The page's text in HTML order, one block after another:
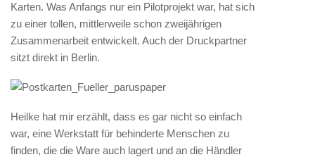
Karten. Was Anfangs nur ein Pilotprojekt war, hat sich
zu einer tollen, mittlerweile schon zweijährigen
Zusammenarbeit entwickelt. Auch der Druckpartner
sitzt direkt in Berlin.
Heilke hat mir erzählt, dass es gar nicht so einfach
war, eine Werkstatt für behinderte Menschen zu
finden, die die Ware auch lagert und an die Händler